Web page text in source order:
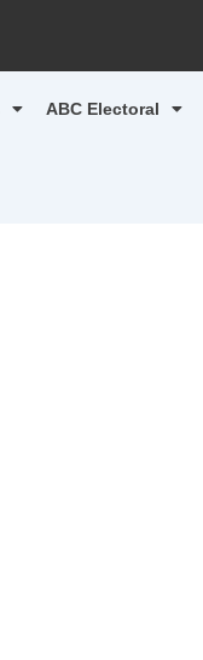
ABC Electoral